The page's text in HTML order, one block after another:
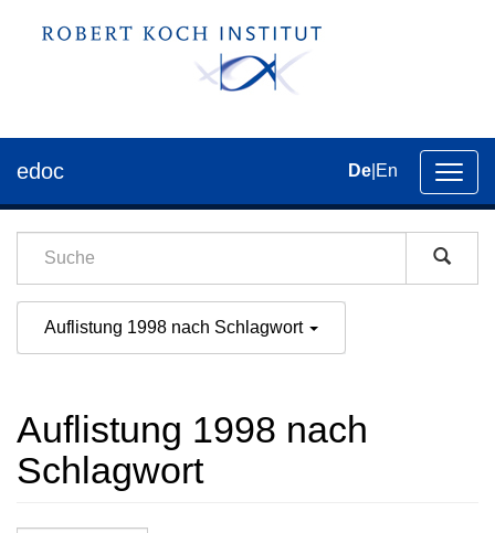
der
edoc De En
Auflistung 1998 nach Schlagwort
Auflistung 1998 nach
Schlagwort